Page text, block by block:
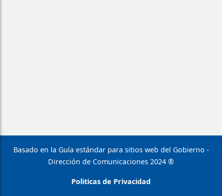
Basado en la Guía estándar para sitios web del Gobierno -
Dirección de Comunicaciones 2024 ®
Politicas de Privacidad